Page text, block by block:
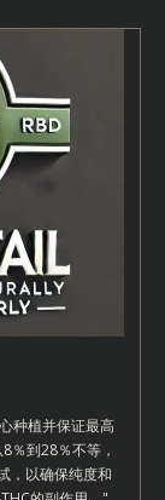
种植并保证最高
％到28％不等，
，以确保纯度和